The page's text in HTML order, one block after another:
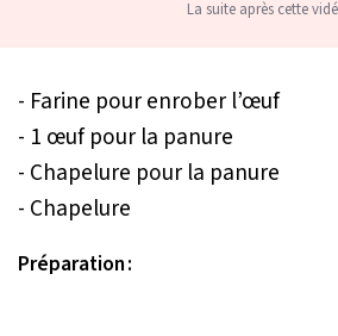
La suite après cette
- Farine pour enrober l’œuf
- 1 œuf pour la panure
- Chapelure pour la panure
- Chapelure
Préparation :